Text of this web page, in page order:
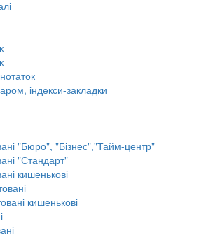
індекси-закладки
"Бюро", "Бізнес","Тайм-центр"
"Стандарт"
кишенькові
кишенькові